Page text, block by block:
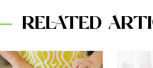
RELATED